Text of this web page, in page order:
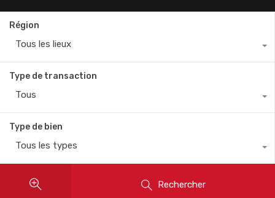
Région
Tous les lieux
Type de transaction
Tous
Type de bien
Tous les types
Rechercher